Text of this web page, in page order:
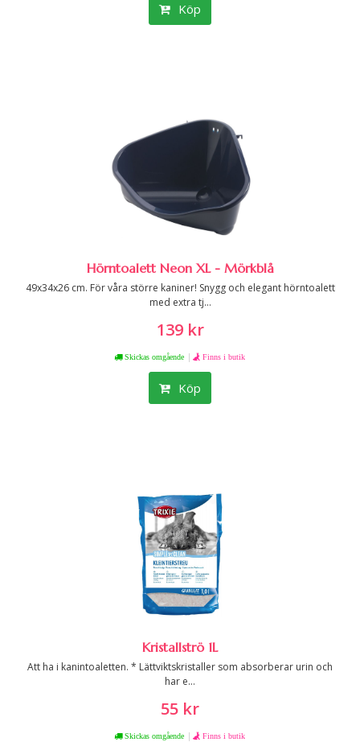
Köp
Hörntoalett Neon XL - Mörkblå
49x34x26 cm. För våra större kaniner! Snygg och elegant hörntoalett
med extra tj...
139 kr
Skickas omgående | Finns i butik
Köp
Kristallströ 1L
Att ha i kanintoaletten. * Lättviktskristaller som absorberar urin och
har e...
55 kr
Skickas omgående | Finns i butik